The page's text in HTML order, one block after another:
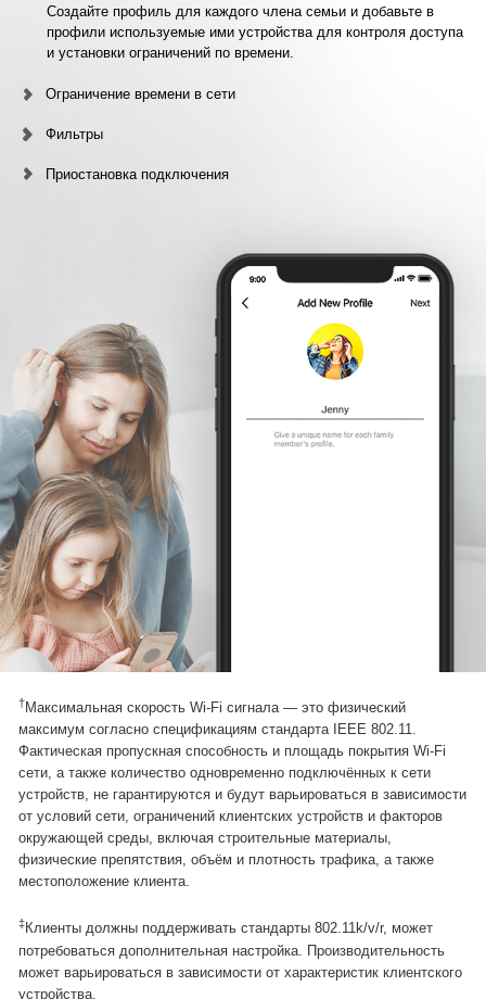
Создайте профиль для каждого члена семьи и добавьте в
профили используемые ими устройства для контроля доступа
и установки ограничений по времени.
Ограничение времени в сети
Фильтры
Приостановка подключения
†Максимальная скорость Wi-Fi сигнала — это физический
максимум согласно спецификациям стандарта IEEE 802.11.
Фактическая пропускная способность и площадь покрытия Wi‑Fi
сети, а также количество одновременно подключённых к сети
устройств, не гарантируются и будут варьироваться в зависимости
от условий сети, ограничений клиентских устройств и факторов
окружающей среды, включая строительные материалы,
физические препятствия, объём и плотность трафика, а также
местоположение клиента.
‡Клиенты должны поддерживать стандарты 802.11k/v/r, может
потребоваться дополнительная настройка. Производительность
может варьироваться в зависимости от характеристик клиентского
устройства.